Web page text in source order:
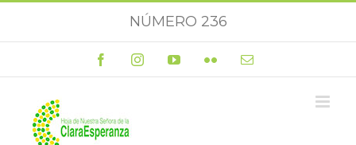
NÚMERO 236
FacebookInstagramYouTubeFlickr Correo